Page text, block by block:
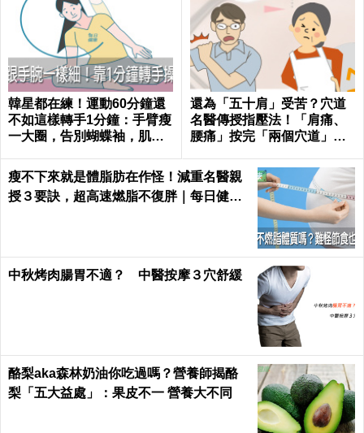
韓星都在練！運動60分鐘還
不如這樣轉手1分鐘：手臂瘦
一大圈，告別蝴蝶袖，肌肉
還為「五十肩」受苦？穴道
名醫傳授指壓法！「肩痛、
腰痛」按完「兩個穴道」從
瘦不下來就是體脂肪在作怪！減重名醫親
授３要訣，超高速燃脂不復胖｜每日健康
中秋烤肉腸胃不適？ 中醫按摩３穴舒緩
酪梨aka森林奶油你吃過嗎？營養師揭酪
梨「五大益處」：果皮不一 營養大不同